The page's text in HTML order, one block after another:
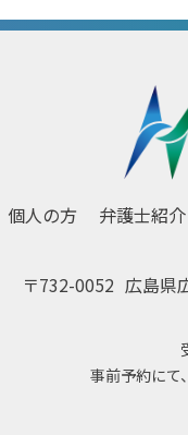
個人の方 弁護士紹介
〒732-0052 広島県
事前予約にて